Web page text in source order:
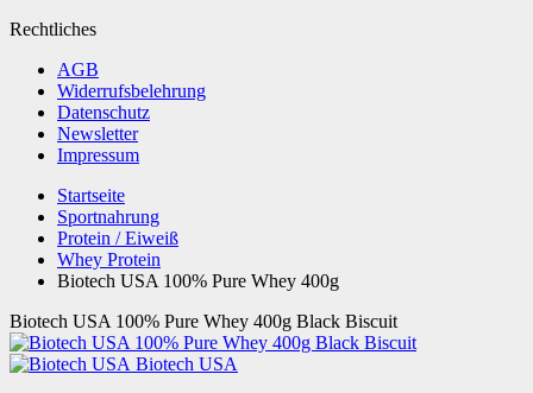
Rechtliches
AGB
Widerrufsbelehrung
Datenschutz
Newsletter
Impressum
Startseite
Sportnahrung
Protein / Eiweiß
Whey Protein
Biotech USA 100% Pure Whey 400g
Biotech USA 100% Pure Whey 400g Black Biscuit
Biotech USA